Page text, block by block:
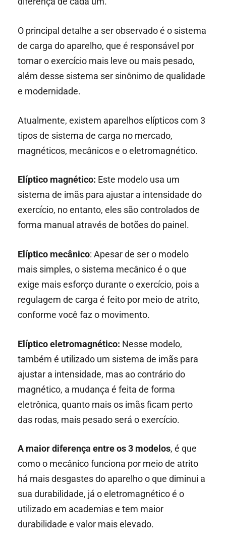
O principal detalhe a ser observado é o sistema
de carga do aparelho, que é responsável por
tornar o exercício mais leve ou mais pesado,
além desse sistema ser sinônimo de qualidade
e modernidade.
Atualmente, existem aparelhos elípticos com 3
tipos de sistema de carga no mercado,
magnéticos, mecânicos e o eletromagnético.
Elíptico magnético: Este modelo usa um
sistema de imãs para ajustar a intensidade do
exercício, no entanto, eles são controlados de
forma manual através de botões do painel.
Elíptico mecânico: Apesar de ser o modelo
mais simples, o sistema mecânico é o que
exige mais esforço durante o exercício, pois a
regulagem de carga é feito por meio de atrito,
conforme você faz o movimento.
Elíptico eletromagnético: Nesse modelo,
também é utilizado um sistema de imãs para
ajustar a intensidade, mas ao contrário do
magnético, a mudança é feita de forma
eletrônica, quanto mais os imãs ficam perto
das rodas, mais pesado será o exercício.
A maior diferença entre os 3 modelos, é que
como o mecânico funciona por meio de atrito
há mais desgastes do aparelho o que diminui a
sua durabilidade, já o eletromagnético é o
utilizado em academias e tem maior
durabilidade e valor mais elevado.